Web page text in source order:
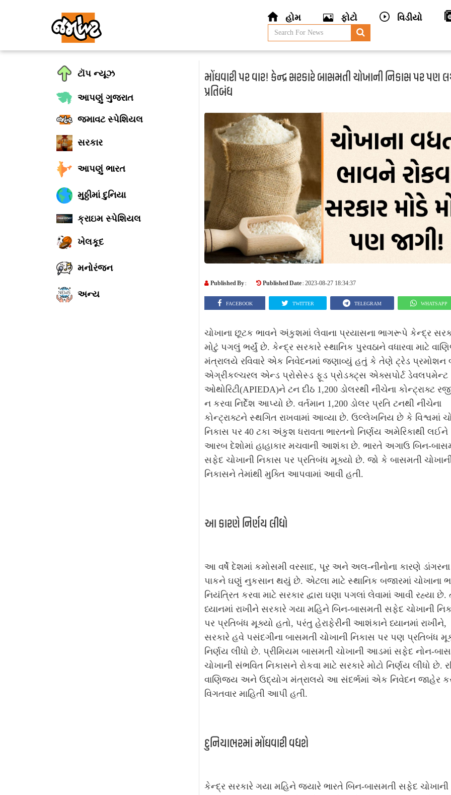
હોમ ફોટો વિડીયો
ટૉપ ન્યૂઝ
આપણું ગુજરાત
જમાવટ સ્પેશિયલ
સરકાર
આપણું ભારત
મુઠ્ઠીમાં દુનિયા
ક્રાઇમ સ્પેશિયલ
ખેલકૂદ
મનોરંજન
અન્ય
મોંઘવારી પર વાર! કેન્દ્ર સરકારે બાસમતી ચોખાની નિકાસ પર પણ
પ્રતિબંધ
Published By : Published Date : 2023-08-27 18:34:37
FACEBOOK TWITTER TELEGRAM WHATSAPP
ચોખાના છૂટક ભાવને અંકુશમાં લેવાના પ્રયાસના ભાગરૂપે કેન્દ્ર
મોટું પગલું ભર્યું છે. કેન્દ્ર સરકારે સ્થાનિક પુરવઠાને વધારવા માટે
મંત્રાલયે રવિવારે એક નિવેદનમાં જણાવ્યું હતું કે તેણે ટ્રેડ પ્રમોશન
એગ્રીકલ્ચરલ એન્ડ પ્રોસેસ્ડ ફૂડ પ્રોડક્ટ્સ એક્સપોર્ટ ડેવલપમેન્ટ
ઓથોરિટી(APIEDA)ને ટન દીઠ 1,200 ડોલરથી નીચેના કોન્ટ્રાક્ટ
ન કરવા નિર્દેશ આપ્યો છે. વર્તમાન 1,200 ડોલર પ્રતિ ટનથી નીચેના
કોન્ટ્રાક્ટને સ્થગિત રાખવામાં આવ્યા છે. ઉલ્લેખનિય છે કે વિશ્વમાં
નિકાસ પર 40 ટકા અંકુશ ધરાવતા ભારતનો નિર્ણય અમેરિકાથી લઈને
આરબ દેશોમાં હાહાકાર મચવાની આશંકા છે. ભારતે અગાઉ બિન-
સફેદ ચોખાની નિકાસ પર પ્રતિબંધ મૂક્યો છે. જો કે બાસમતી
નિકાસને તેમાંથી મુક્તિ આપવામાં આવી હતી.
આ કારણે નિર્ણય લીધો
આ વર્ષે દેશમાં કમોસમી વરસાદ, પૂર અને અલ-નીનોના કારણે ડાંગરના
પાકને ઘણું નુકસાન થયું છે. એટલા માટે સ્થાનિક બજારમાં ચોખાના
નિયંત્રિત કરવા માટે સરકાર દ્વારા ઘણા પગલાં લેવામાં આવી રહ્યા છે.
ધ્યાનમાં રાખીને સરકારે ગયા મહિને બિન-બાસમતી સફેદ ચોખાની
પર પ્રતિબંધ મૂક્યો હતો, પરંતુ હેરાફેરીની આશંકાને ધ્યાનમાં રાખીને,
સરકારે હવે પસંદગીના બાસમતી ચોખાની નિકાસ પર પણ પ્રતિબંધ
નિર્ણય લીધો છે. પ્રીમિયમ બાસમતી ચોખાની આડમાં સફેદ નોન-
ચોખાની સંભવિત નિકાસને રોકવા માટે સરકારે મોટો નિર્ણય લીધો છે.
વાણિજ્ય અને ઉદ્યોગ મંત્રાલયે આ સંદર્ભમાં એક નિવેદન જાહેર
વિગતવાર માહિતી આપી હતી.
દુનિયાભરમાં મોંઘવારી વધશે
કેન્દ્ર સરકારે ગયા મહિને જ્યારે ભારતે બિન-બાસમતી સફેદ ચોખાની